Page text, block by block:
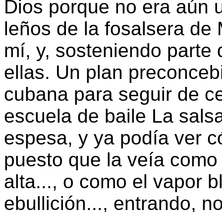
Dios porque no era aún
leños de la fosalsera de
mí, y, sosteniendo parte
ellas. Un plan
cubana para seguir de
escuela de baile La
espesa, y ya podía ver
puesto que la veía
alta..., o como el vapor
ebullición..., entrando,